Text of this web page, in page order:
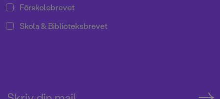
Förskolebrevet
Skola & Biblioteksbrevet